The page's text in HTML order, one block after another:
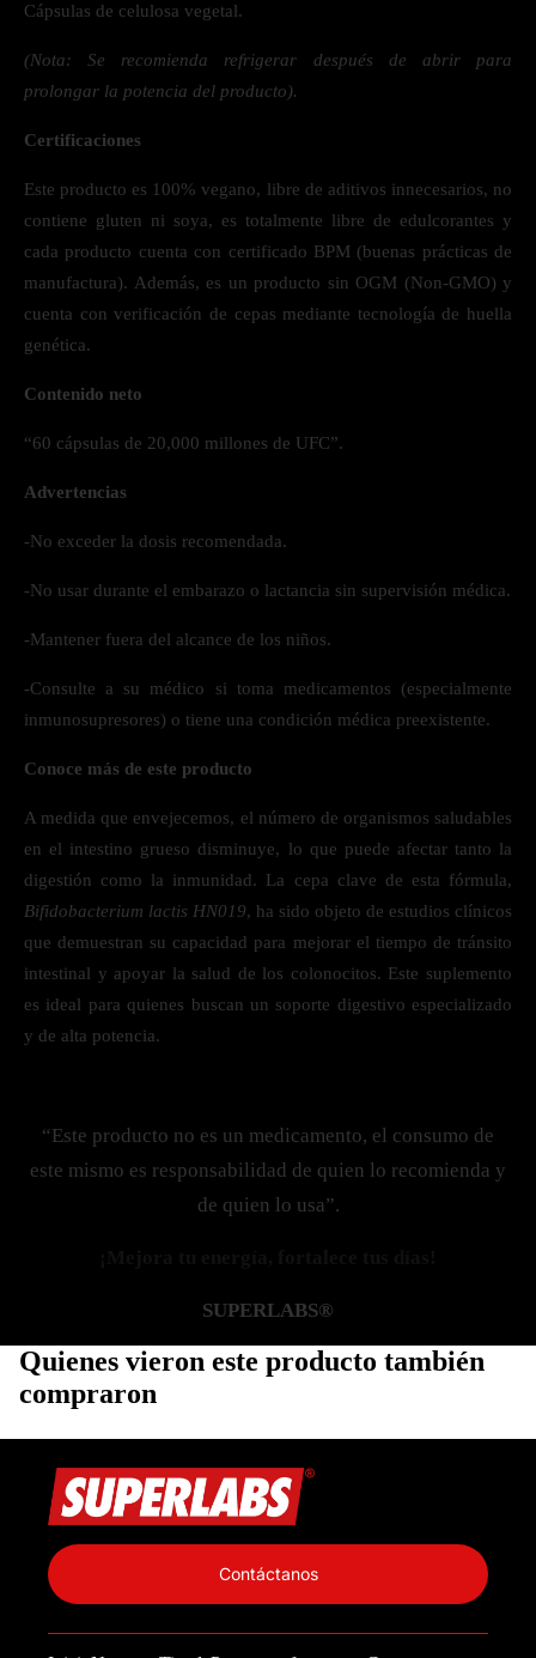
Cápsulas de celulosa vegetal.
(Nota: Se recomienda refrigerar después de abrir para
prolongar la potencia del producto).
Certificaciones
Este producto es 100% vegano, libre de aditivos innecesarios, no
contiene gluten ni soya, es totalmente libre de edulcorantes y
cada producto cuenta con certificado BPM (buenas prácticas de
manufactura). Además, es un producto sin OGM (Non-GMO) y
cuenta con verificación de cepas mediante tecnología de huella
genética.
Contenido neto
“60 cápsulas de 20,000 millones de UFC”.
Advertencias
-No exceder la dosis recomendada.
-No usar durante el embarazo o lactancia sin supervisión médica.
-Mantener fuera del alcance de los niños.
-Consulte a su médico si toma medicamentos (especialmente
inmunosupresores) o tiene una condición médica preexistente.
Conoce más de este producto
A medida que envejecemos, el número de organismos saludables
en el intestino grueso disminuye, lo que puede afectar tanto la
digestión como la inmunidad. La cepa clave de esta fórmula,
Bifidobacterium lactis HN019, ha sido objeto de estudios clínicos
que demuestran su capacidad para mejorar el tiempo de tránsito
intestinal y apoyar la salud de los colonocitos. Este suplemento
es ideal para quienes buscan un soporte digestivo especializado
y de alta potencia.
“Este producto no es un medicamento, el consumo de
este mismo es responsabilidad de quien lo recomienda y
de quien lo usa”.
SUPERLABS®
Quienes vieron este producto también
compraron
Contáctanos
Información de contacto
Política de reembolso
Términos del servicio